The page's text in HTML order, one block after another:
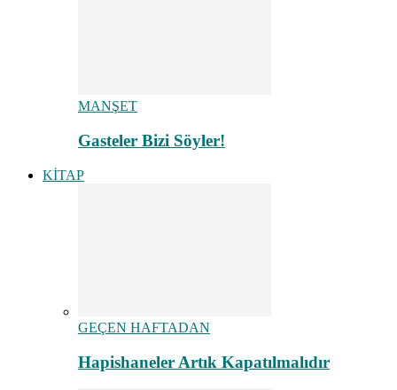
MANŞET
Gasteler Bizi Söyler!
KİTAP
GEÇEN HAFTADAN
Hapishaneler Artık Kapatılmalıdır